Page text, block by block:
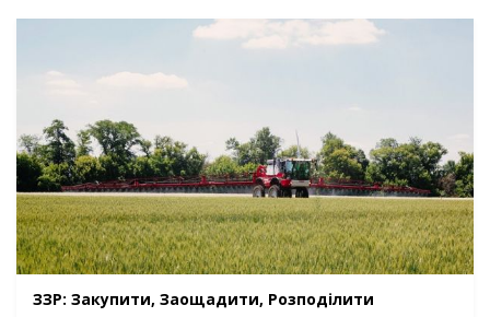
ЗЗР: Закупити, Заощадити, Розподілити